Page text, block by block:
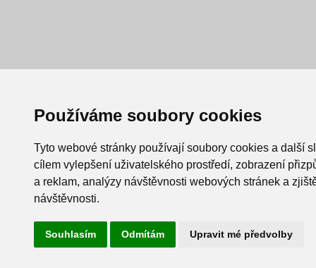
Používáme soubory cookies
Tyto webové stránky používají soubory cookies a další
cílem vylepšení uživatelského prostředí, zobrazení
a reklam, analýzy návštěvnosti webových stránek a
návštěvnosti.
Souhlasím Odmítám Upravit mé předvolby